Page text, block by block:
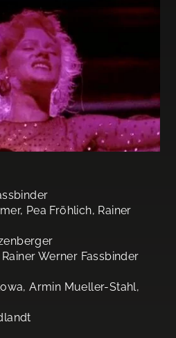
Pea Fröhlich, Rainer
Werner Fassbinder
Armin Mueller-Stahl,